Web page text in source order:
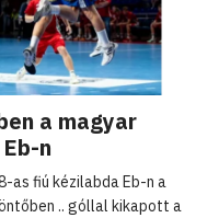
a magyar
n
as fiú kézilabda Eb-n a
.. góllal kikapott a